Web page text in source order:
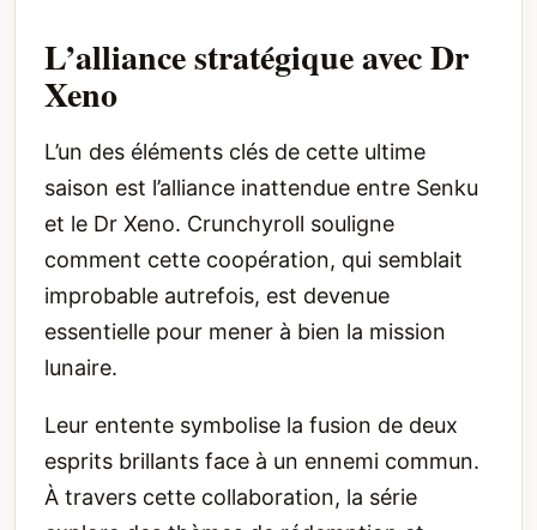
L’alliance stratégique avec Dr
Xeno
L’un des éléments clés de cette ultime
saison est l’alliance inattendue entre Senku
et le Dr Xeno. Crunchyroll souligne
comment cette coopération, qui semblait
improbable autrefois, est devenue
essentielle pour mener à bien la mission
lunaire.
Leur entente symbolise la fusion de deux
esprits brillants face à un ennemi commun.
À travers cette collaboration, la série